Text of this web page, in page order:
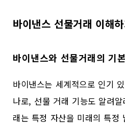
바이낸스 선물거래 이해
바이낸스와 선물거래의 기본
바이낸스는 세계적으로 인기
나로, 선물 거래 기능도 알려
래는 특정 자산을 미래의 특정